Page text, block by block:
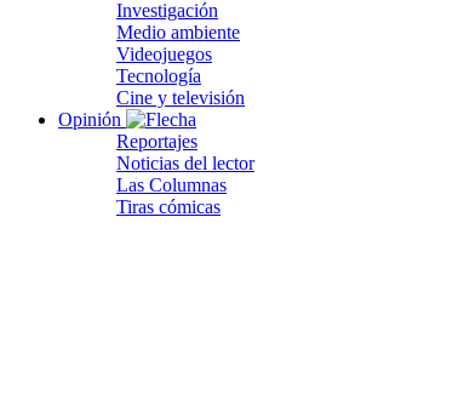
Investigación
Medio ambiente
Videojuegos
Tecnología
Cine y televisión
Opinión
Reportajes
Noticias del lector
Las Columnas
Tiras cómicas